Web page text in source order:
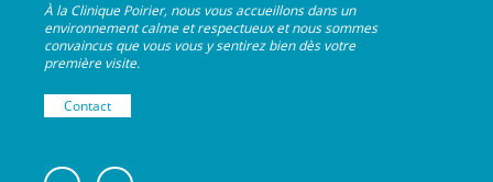
À la Clinique Poirier, nous vous accueillons dans un
environnement calme et respectueux et nous sommes
convaincus que vous vous y sentirez bien dès votre
première visite.
Contact